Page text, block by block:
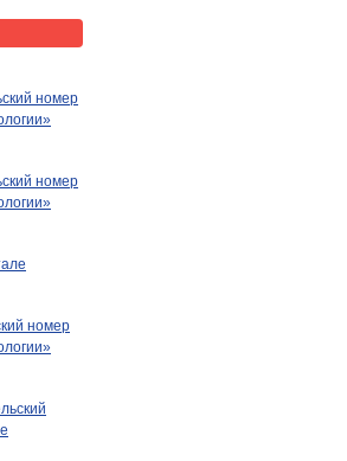
номер
номер
номер